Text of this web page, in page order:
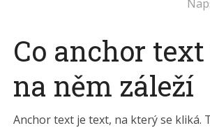
Co anchor
na něm záleží
Anchor text je text, na který se kliká.